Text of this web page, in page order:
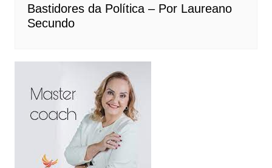
Bastidores da Política – Por Laureano
Secundo